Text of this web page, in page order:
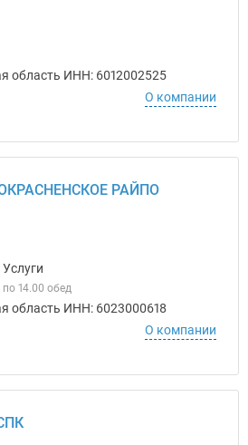
область ИНН: 6012002525
О компании
РАЙПО
по 14.00 обед
область ИНН: 6023000618
О компании